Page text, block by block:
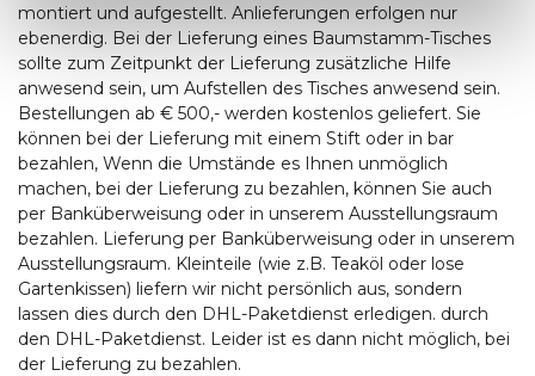
montiert und aufgestellt. Anlieferungen erfolgen nur
ebenerdig. Bei der Lieferung eines Baumstamm-Tisches
sollte zum Zeitpunkt der Lieferung zusätzliche Hilfe
anwesend sein, um Aufstellen des Tisches anwesend sein.
Bestellungen ab € 500,- werden kostenlos geliefert. Sie
können bei der Lieferung mit einem Stift oder in bar
bezahlen, Wenn die Umstände es Ihnen unmöglich
machen, bei der Lieferung zu bezahlen, können Sie auch
per Banküberweisung oder in unserem Ausstellungsraum
bezahlen. Lieferung per Banküberweisung oder in unserem
Ausstellungsraum. Kleinteile (wie z.B. Teaköl oder lose
Gartenkissen) liefern wir nicht persönlich aus, sondern
lassen dies durch den DHL-Paketdienst erledigen. durch
den DHL-Paketdienst. Leider ist es dann nicht möglich, bei
der Lieferung zu bezahlen.